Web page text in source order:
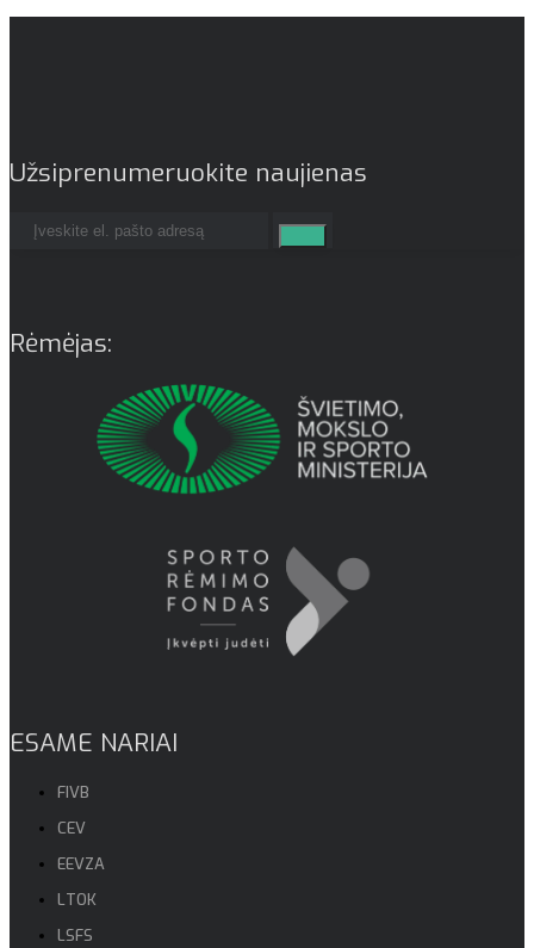
Užsiprenumeruokite naujienas
Rėmėjas:
ESAME NARIAI
FIVB
CEV
EEVZA
LTOK
LSFS